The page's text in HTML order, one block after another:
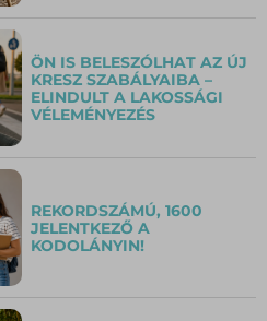
ÖN IS BELESZÓLHAT AZ ÚJ
KRESZ SZABÁLYAIBA –
ELINDULT A LAKOSSÁGI
VÉLEMÉNYEZÉS
REKORDSZÁMÚ, 1600
JELENTKEZŐ A
KODOLÁNYIN!